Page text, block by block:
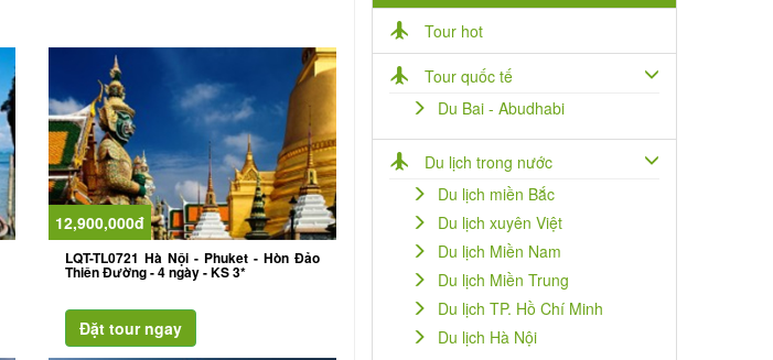
12,900,000đ
LQT-TL0721 Hà Nội - Phuket - Hòn Đảo
Thiên Đường - 4 ngày - KS 3*
Tour hot
Tour quốc tế
Du Bai - Abudhabi
Du lịch trong nước
Du lịch miền Bắc
Du lịch xuyên Việt
Du lịch Miền Nam
Du lịch Miền Trung
Du lịch TP. Hồ Chí Minh
Du lịch Hà Nội